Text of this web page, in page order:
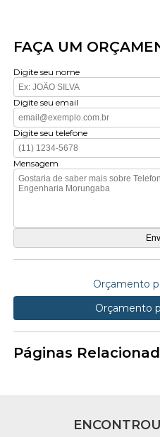
FAÇA UM
Digite seu nome
Digite seu email
Digite seu telefone
Mensagem
Orçamento
Orçamento
Páginas